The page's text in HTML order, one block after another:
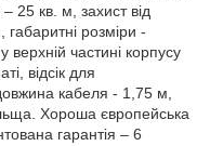
25 кв. м, захист від
габаритні розміри -
частині корпусу
відсік для
кабеля - 1,75 м,
Хороша європейська
гарантія – 6